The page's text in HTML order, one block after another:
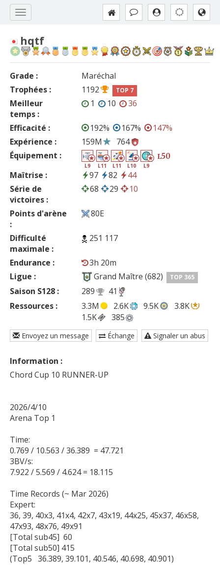
hqtf
Grade :
Maréchal
Trophées :
1192 TOP 7
Meilleur
temps :
1 10 36
Efficacité : 192% 167%
147%
Expérience :
159M
764
Équipement :
L9 L11 L11 L10 L9
L50
Maîtrise : 97 82
44
Série de
victoires :
68 29 10
Points d'arène
:
80E
Difficulté
maximale :
251 117
Endurance :
3h 20m
Ligue :
Grand Maître (682) TOP 365
Saison S128 : 289
41
Ressources :
3.3M 2.6K 9.5K
3.8K
1.5K
385
Envoyez un message Échange Signaler un abus
Information :
Chord Cup 10 RUNNER-UP
2026/4/10
Arena Top 1
Time:
0.769 / 10.563 / 36.389  = 47.721
3BV/s:
7.922 / 5.569 / 4.624 = 18.115
Time Records (~ Mar 2026)
Expert:
36, 39, 40x3, 41x4, 42x7, 43x19, 44x25, 45x37, 46x58,
47x93, 48x76, 49x91
[Total sub45]  60
[Total sub50] 415
(Top5   36.389, 39.101, 40.546, 40.698, 40.901)